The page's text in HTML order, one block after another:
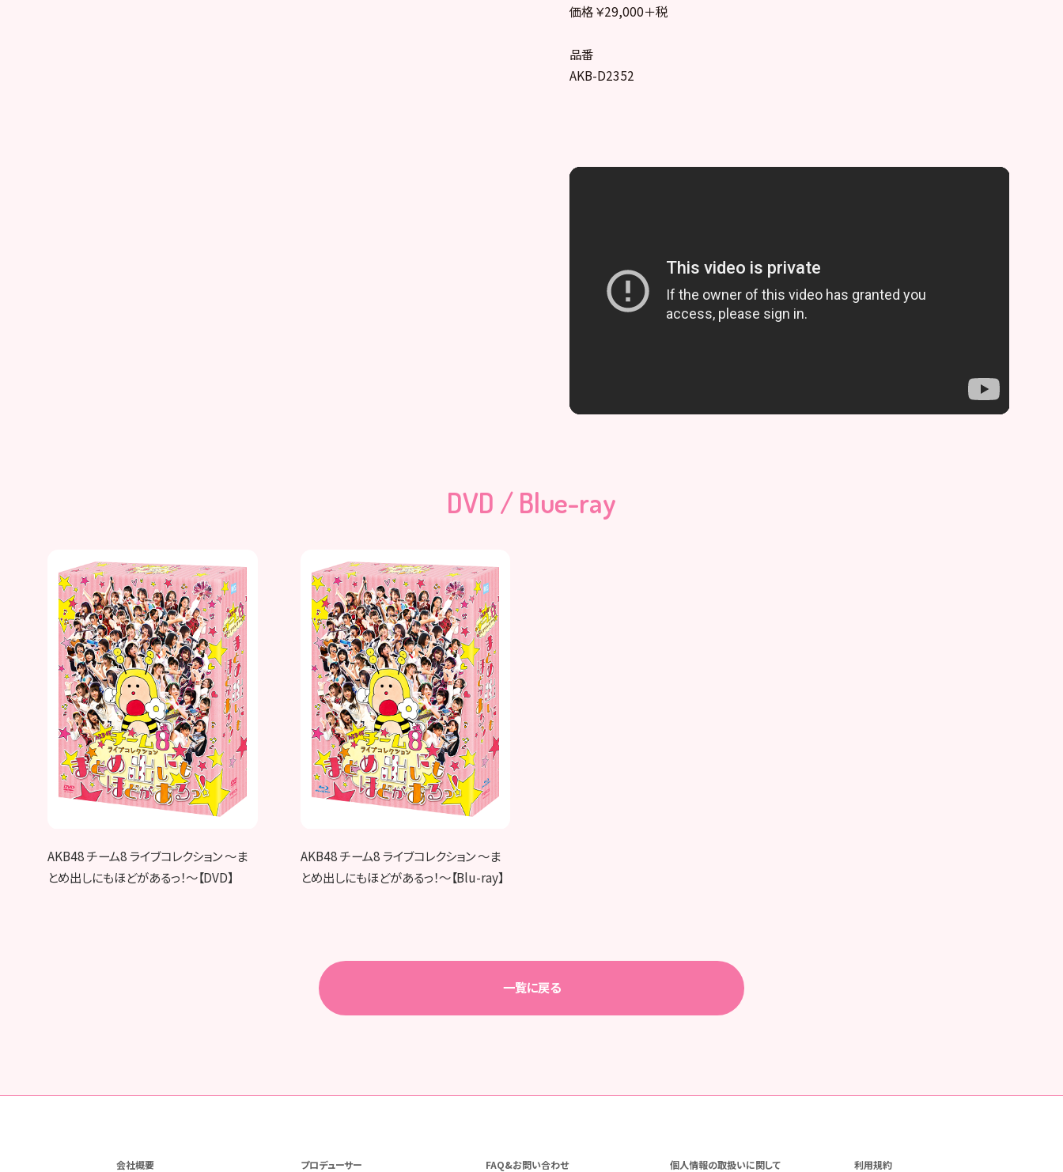
価格 ￥29,000＋税
品番
AKB-D2352
DVD / Blue-ray
AKB48 チーム8 ライブコレクション ～ま
とめ出しにもほどがあるっ！～【DVD】
AKB48 チーム8 ライブコレクション ～ま
とめ出しにもほどがあるっ！～【Blu-ray】
一覧に戻る
会社概要 プロデューサー FAQ&お問い合わせ 個人情報の取扱いに関して 利用規約